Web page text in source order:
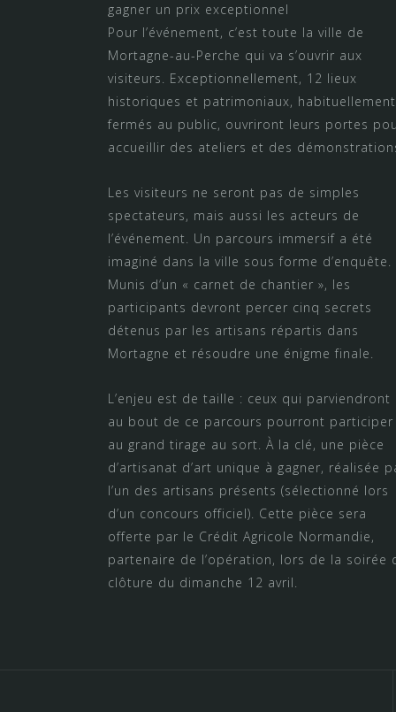
gagner un prix exceptionnel
Pour l’événement, c’est toute la ville de
Mortagne-au-Perche qui va s’ouvrir aux
visiteurs. Exceptionnellement, 12 lieux
historiques et patrimoniaux, habituellement
fermés au public, ouvriront leurs portes
accueillir des ateliers et des
Les visiteurs ne seront pas de simples
spectateurs, mais aussi les acteurs de
l’événement. Un parcours immersif a été
imaginé dans la ville sous forme d’enquête.
Munis d’un « carnet de chantier », les
participants devront percer cinq secrets
détenus par les artisans répartis dans
Mortagne et résoudre une énigme finale.
L’enjeu est de taille : ceux qui parviendront
au bout de ce parcours pourront participer
au grand tirage au sort. À la clé, une pièce
d’artisanat d’art unique à gagner, réalisée
l’un des artisans présents (sélectionné lors
d’un concours officiel). Cette pièce sera
offerte par le Crédit Agricole Normandie,
partenaire de l’opération, lors de la soirée
clôture du dimanche 12 avril.